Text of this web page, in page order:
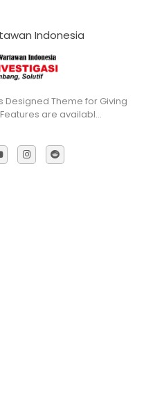
Indonesia
Designed Theme for Giving
are availabl…